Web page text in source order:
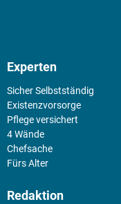
Experten
Sicher Selbstständig
Existenz­vorsorge
Pflege versichert
4 Wände
Chefsache
Fürs Alter
Redaktion